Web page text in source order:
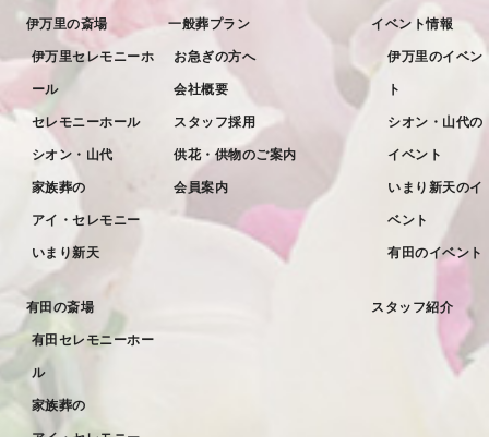
2022年7月
2022年6月
2022年5月
2022年4月
2022年3月
2022年1月
2021年11月
2021年10月
2021年9月
伊万里の斎場
伊万里セレモニーホ
ール
セレモニーホール
シオン・山代
家族葬の
アイ・セレモニー
いまり新天
有田の斎場
有田セレモニーホー
ル
家族葬の
一般葬プラン
お急ぎの方へ
会社概要
スタッフ採用
供花・供物のご案内
会員案内
イベント情報
伊万里のイベン
ト
シオン・山代の
イベント
いまり新天のイ
ベント
有田のイベント
スタッフ紹介